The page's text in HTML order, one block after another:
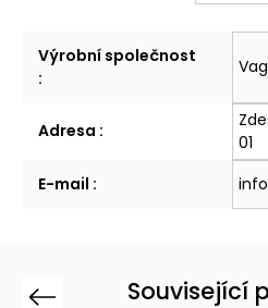
Výrobní společnost
:
Adresa :
01
E-mail :
Související
Previous